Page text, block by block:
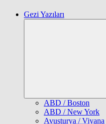
Gezi Yazıları
ABD / Boston
ABD / New York
Avusturya / Viyana